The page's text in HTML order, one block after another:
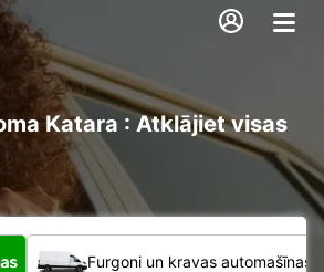
Katara : Atklājiet visas
Furgoni un kravas automašīnas